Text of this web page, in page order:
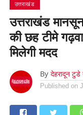
उत्तराखंड
उत्तराखंड
की छह टीमे
मिलेगी मदद
By देहरादून
Published on